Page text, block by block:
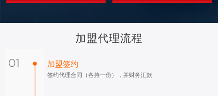
加盟代理流程
加盟签约
签约代理合同（各持一份），并财务汇款